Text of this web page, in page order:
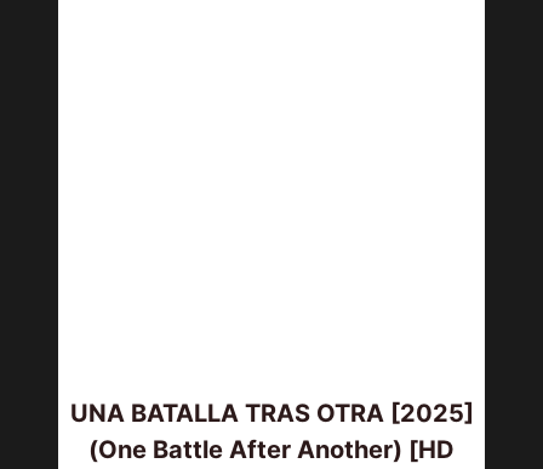
UNA BATALLA TRAS OTRA [2025]
(One Battle After Another) [HD